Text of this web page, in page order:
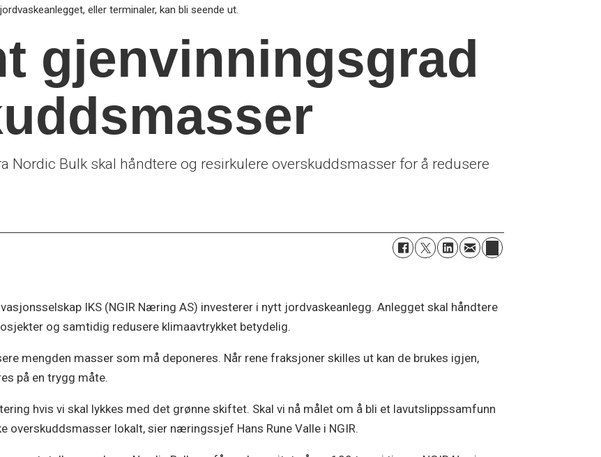
eller terminaler, kan bli seende ut.
gjenvinningsgrad
Nordic Bulk skal håndtere og resirkulere overskuddsmasser for å redusere
IKS (NGIR Næring AS) investerer i nytt jordvaskeanlegg. Anlegget skal håndtere
og samtidig redusere klimaavtrykket betydelig.
mengden masser som må deponeres. Når rene fraksjoner skilles ut kan de brukes igjen,
på en trygg måte.
hvis vi skal lykkes med det grønne skiftet. Skal vi nå målet om å bli et lavutslippssamfunn
overskuddsmasser lokalt, sier næringssjef Hans Rune Valle i NGIR.